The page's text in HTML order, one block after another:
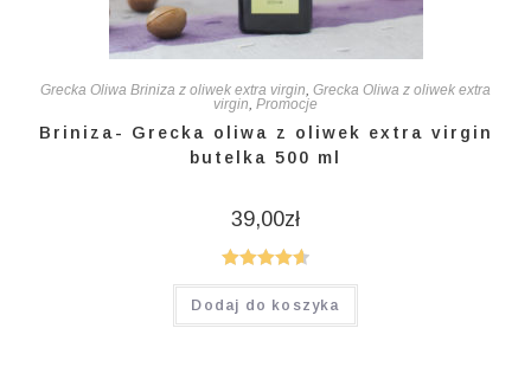
Grecka Oliwa Briniza z oliwek extra virgin Grecka Oliwa z oliwek extra
virgin Promocje
Briniza- Grecka oliwa z oliwek extra virgin
butelka 500 ml
39,00zł
Oceniono
4.67na 5
Dodaj do koszyka